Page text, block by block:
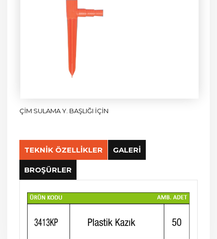
ÇİM SULAMA Y. BAŞLIĞI İÇİN
TEKNİK ÖZELLİKLER GALERİ
BROŞÜRLER